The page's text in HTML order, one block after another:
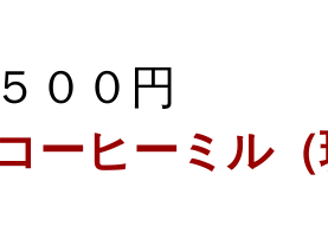
S7
０円
ーヒーミル